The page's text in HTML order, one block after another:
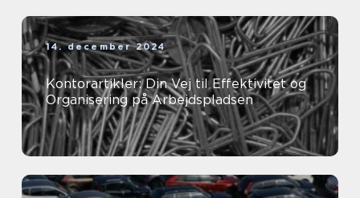
14. december 2024
Kontorartikler: Din Vej til Effektivitet og
Organisering på Arbejdspladsen